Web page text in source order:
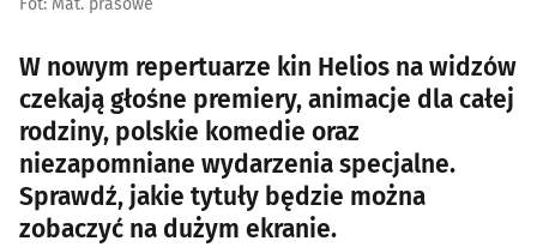
Fot: Mat. prasowe
W nowym repertuarze kin Helios na widzów
czekają głośne premiery, animacje dla całej
rodziny, polskie komedie oraz
niezapomniane wydarzenia specjalne.
Sprawdź, jakie tytuły będzie można
zobaczyć na dużym ekranie.